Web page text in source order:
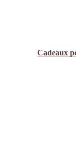
Cadeaux